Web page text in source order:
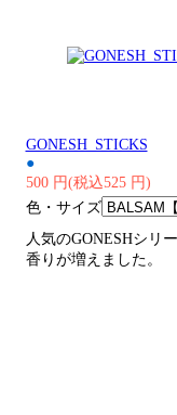
GONESH_STICKS
●
500 円(税込525 円)
色・サイズ
人気のGONESHシリ
香りが増えました。